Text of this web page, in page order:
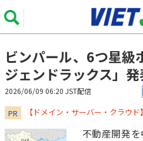
ビンパール、6つ星級
ジェンドラックス」
2026/06/09 06:20 JST配信
PR 【ドメイン・サーバー・クラウ
不動産開発を